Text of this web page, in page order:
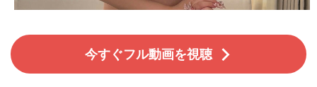
今すぐフル動画を視聴